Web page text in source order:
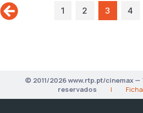
1 2 3 4
© 2011/2026 www.rtp.pt/cinemax
reservados
|